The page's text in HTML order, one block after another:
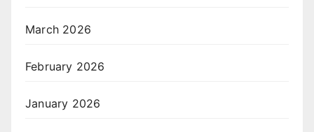
March 2026
February 2026
January 2026